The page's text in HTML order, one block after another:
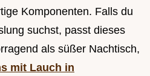
Komponenten. Falls du
suchst, passt dieses
als süßer Nachtisch,
mit Lauch in